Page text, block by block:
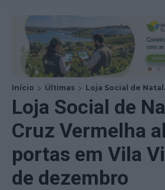
Início Últimas Loja Social de
Loja Social de
Cruz Vermelha
portas em Vila
de dezembro